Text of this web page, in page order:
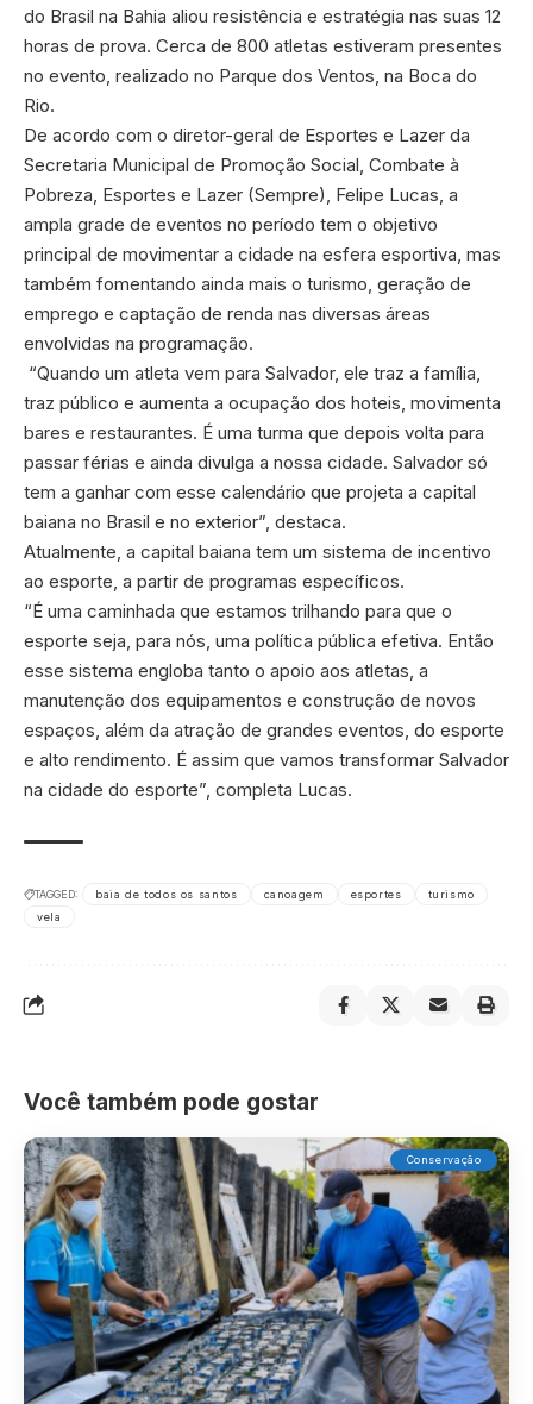
do Brasil na Bahia aliou resistência e estratégia nas suas 12
horas de prova. Cerca de 800 atletas estiveram presentes
no evento, realizado no Parque dos Ventos, na Boca do
Rio.
De acordo com o diretor-geral de Esportes e Lazer da
Secretaria Municipal de Promoção Social, Combate à
Pobreza, Esportes e Lazer (Sempre), Felipe Lucas, a
ampla grade de eventos no período tem o objetivo
principal de movimentar a cidade na esfera esportiva, mas
também fomentando ainda mais o turismo, geração de
emprego e captação de renda nas diversas áreas
envolvidas na programação.
“Quando um atleta vem para Salvador, ele traz a família,
traz público e aumenta a ocupação dos hoteis, movimenta
bares e restaurantes. É uma turma que depois volta para
passar férias e ainda divulga a nossa cidade. Salvador só
tem a ganhar com esse calendário que projeta a capital
baiana no Brasil e no exterior”, destaca.
Atualmente, a capital baiana tem um sistema de incentivo
ao esporte, a partir de programas específicos.
“É uma caminhada que estamos trilhando para que o
esporte seja, para nós, uma política pública efetiva. Então
esse sistema engloba tanto o apoio aos atletas, a
manutenção dos equipamentos e construção de novos
espaços, além da atração de grandes eventos, do esporte
e alto rendimento. É assim que vamos transformar Salvador
na cidade do esporte”, completa Lucas.
TAGGED: baia de todos os santos canoagem esportes
turismo
vela
Você também pode gostar
Conservação